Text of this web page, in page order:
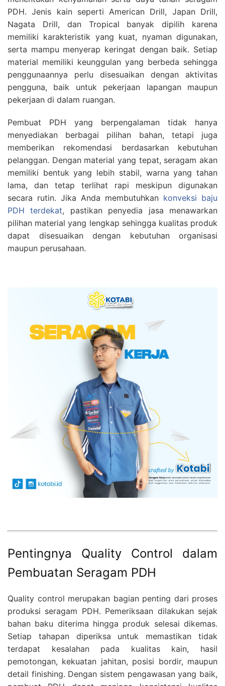
PDH. Jenis kain seperti American Drill, Japan Drill,
Nagata Drill, dan Tropical banyak dipilih karena
memiliki karakteristik yang kuat, nyaman digunakan,
serta mampu menyerap keringat dengan baik. Setiap
material memiliki keunggulan yang berbeda sehingga
penggunaannya perlu disesuaikan dengan aktivitas
pengguna, baik untuk pekerjaan lapangan maupun
pekerjaan di dalam ruangan.
Pembuat PDH yang berpengalaman tidak hanya
menyediakan berbagai pilihan bahan, tetapi juga
memberikan rekomendasi berdasarkan kebutuhan
pelanggan. Dengan material yang tepat, seragam akan
memiliki bentuk yang lebih stabil, warna yang tahan
lama, dan tetap terlihat rapi meskipun digunakan
secara rutin. Jika Anda membutuhkan konveksi baju
PDH terdekat, pastikan penyedia jasa menawarkan
pilihan material yang lengkap sehingga kualitas produk
dapat disesuaikan dengan kebutuhan organisasi
maupun perusahaan.
Pentingnya Quality Control dalam
Pembuatan Seragam PDH
Quality control merupakan bagian penting dari proses
produksi seragam PDH. Pemeriksaan dilakukan sejak
bahan baku diterima hingga produk selesai dikemas.
Setiap tahapan diperiksa untuk memastikan tidak
terdapat kesalahan pada kualitas kain, hasil
pemotongan, kekuatan jahitan, posisi bordir, maupun
detail finishing. Dengan sistem pengawasan yang baik,